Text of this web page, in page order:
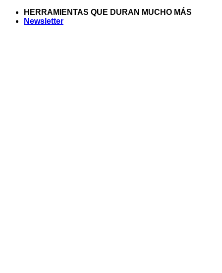
Saltar
HERRAMIENTAS QUE DURAN MUCHO MÁS
Newsletter